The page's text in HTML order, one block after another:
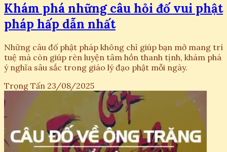
Khám phá những câu hỏi đố vui phật
pháp hấp dẫn nhất
Những câu đố phật pháp không chỉ giúp bạn mở mang trí
tuệ mà còn giúp rèn luyện tâm hồn thanh tịnh, khám phá
ý nghĩa sâu sắc trong giáo lý đạo phật mỗi ngày.
Trọng Tấn 23/08/2025